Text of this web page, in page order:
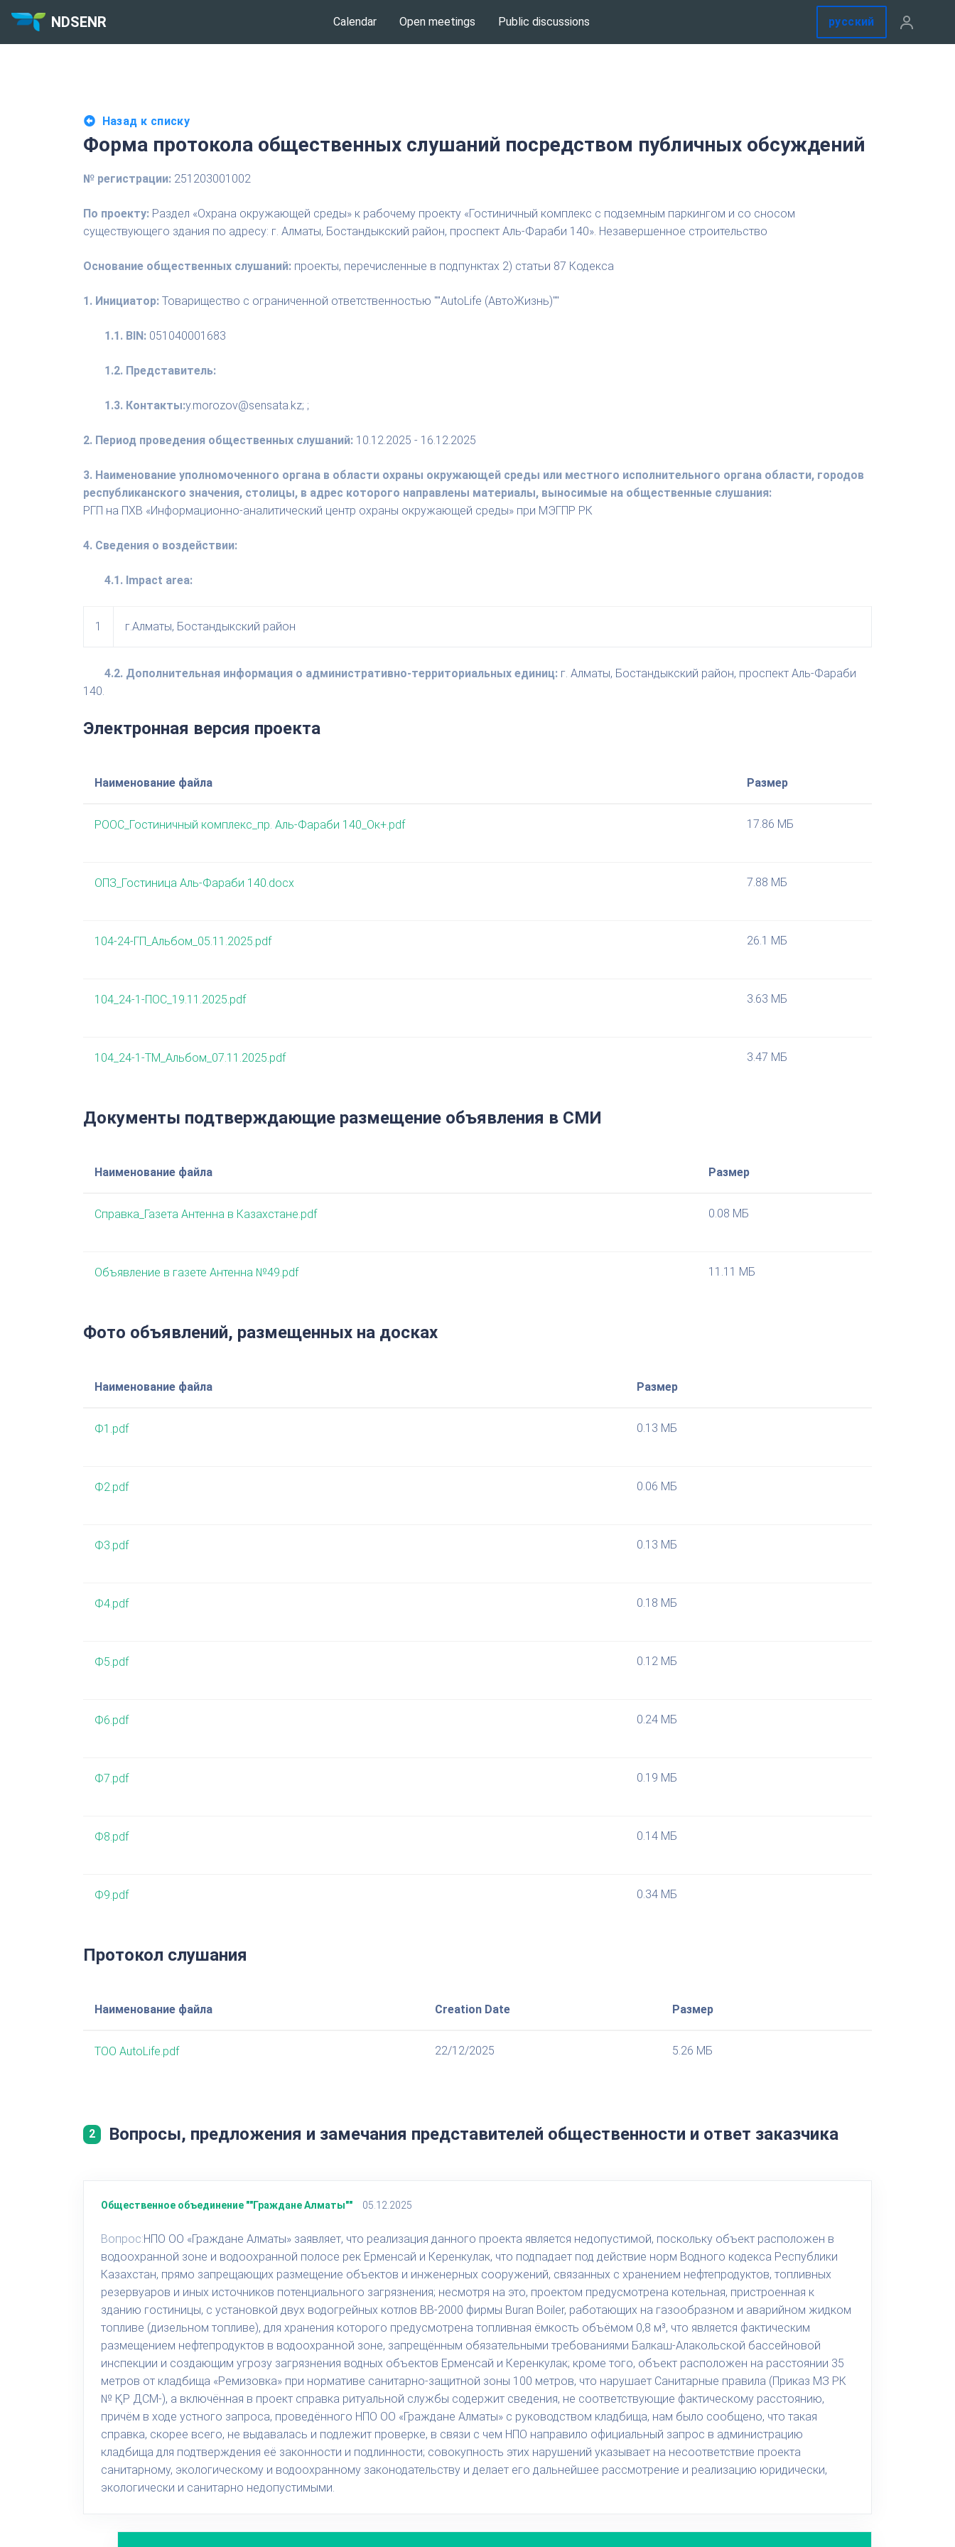
NDSENR Calendar Open meetings Public discussions русский
Назад к списку
Форма протокола общественных слушаний посредством публичных обсуждений
№ регистрации: 251203001002
По проекту: Раздел «Охрана окружающей среды» к рабочему проекту «Гостиничный комплекс с подземным паркингом и со сносом
существующего здания по адресу: г. Алматы, Бостандыкский район, проспект Аль-Фараби 140». Незавершенное строительство
Основание общественных слушаний: проекты, перечисленные в подпунктах 2) статьи 87 Кодекса
1. Инициатор: Товарищество с ограниченной ответственностью ""AutoLife (АвтоЖизнь)""
1.1. BIN: 051040001683
1.2. Представитель:
1.3. Контакты:y.morozov@sensata.kz; ;
2. Период проведения общественных слушаний: 10.12.2025 - 16.12.2025
3. Наименование уполномоченного органа в области охраны окружающей среды или местного исполнительного органа области, городов
республиканского значения, столицы, в адрес которого направлены материалы, выносимые на общественные слушания:
РГП на ПХВ «Информационно-аналитический центр охраны окружающей среды» при МЭГПР РК
4. Сведения о воздействии:
4.1. Impact area:
1 г.Алматы, Бостандыкский район
4.2. Дополнительная информация о административно-территориальных единиц: г. Алматы, Бостандыкский район, проспект Аль-Фараби
140.
Электронная версия проекта
Наименование файла Размер
РООС_Гостиничный комплекс_пр. Аль-Фараби 140_Ок+.pdf 17.86 МБ
ОПЗ_Гостиница Аль-Фараби 140.docx 7.88 МБ
104-24-ГП_Альбом_05.11.2025.pdf 26.1 МБ
104_24-1-ПОС_19.11.2025.pdf 3.63 МБ
104_24-1-ТМ_Альбом_07.11.2025.pdf 3.47 МБ
Документы подтверждающие размещение объявления в СМИ
Наименование файла Размер
Справка_Газета Антенна в Казахстане.pdf 0.08 МБ
Объявление в газете Антенна №49.pdf 11.11 МБ
Фото объявлений, размещенных на досках
Наименование файла Размер
Ф1.pdf 0.13 МБ
Ф2.pdf 0.06 МБ
Ф3.pdf 0.13 МБ
Ф4.pdf 0.18 МБ
Ф5.pdf 0.12 МБ
Ф6.pdf 0.24 МБ
Ф7.pdf 0.19 МБ
Ф8.pdf 0.14 МБ
Ф9.pdf 0.34 МБ
Протокол слушания
Наименование файла Creation Date Размер
ТОО AutoLife.pdf 22/12/2025 5.26 МБ
2 Вопросы, предложения и замечания представителей общественности и ответ заказчика
Общественное объединение ""Граждане Алматы"" 05.12.2025
Вопрос:НПО ОО «Граждане Алматы» заявляет, что реализация данного проекта является недопустимой, поскольку объект расположен в
водоохранной зоне и водоохранной полосе рек Ерменсай и Керенкулак, что подпадает под действие норм Водного кодекса Республики
Казахстан, прямо запрещающих размещение объектов и инженерных сооружений, связанных с хранением нефтепродуктов, топливных
резервуаров и иных источников потенциального загрязнения; несмотря на это, проектом предусмотрена котельная, пристроенная к
зданию гостиницы, с установкой двух водогрейных котлов ВВ-2000 фирмы Buran Boiler, работающих на газообразном и аварийном жидком
топливе (дизельном топливе), для хранения которого предусмотрена топливная ёмкость объёмом 0,8 м³, что является фактическим
размещением нефтепродуктов в водоохранной зоне, запрещённым обязательными требованиями Балкаш-Алакольской бассейновой
инспекции и создающим угрозу загрязнения водных объектов Ерменсай и Керенкулак; кроме того, объект расположен на расстоянии 35
метров от кладбища «Ремизовка» при нормативе санитарно-защитной зоны 100 метров, что нарушает Санитарные правила (Приказ МЗ РК
№ ҚР ДСМ-), а включённая в проект справка ритуальной службы содержит сведения, не соответствующие фактическому расстоянию,
причём в ходе устного запроса, проведённого НПО ОО «Граждане Алматы» с руководством кладбища, нам было сообщено, что такая
справка, скорее всего, не выдавалась и подлежит проверке, в связи с чем НПО направило официальный запрос в администрацию
кладбища для подтверждения её законности и подлинности; совокупность этих нарушений указывает на несоответствие проекта
санитарному, экологическому и водоохранному законодательству и делает его дальнейшее рассмотрение и реализацию юридически,
экологически и санитарно недопустимыми.